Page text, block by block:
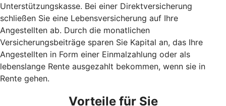
Unterstützungskasse. Bei einer Direktversicherung
schließen Sie eine Lebensversicherung auf Ihre
Angestellten ab. Durch die monatlichen
Versicherungsbeiträge sparen Sie Kapital an, das Ihre
Angestellten in Form einer Einmalzahlung oder als
lebenslange Rente ausgezahlt bekommen, wenn sie in
Rente gehen.
Vorteile für Sie